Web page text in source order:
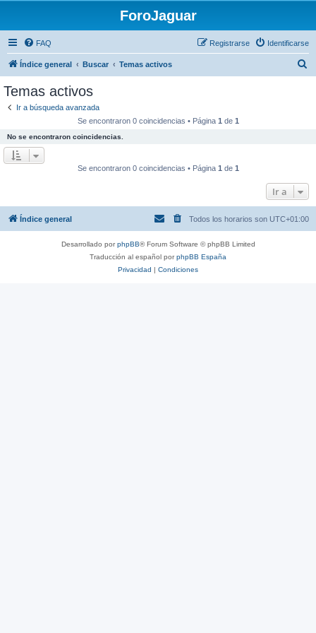
ForoJaguar
FAQ Identificarse
Registrarse
Índice general Buscar Temas activos
Temas activos
Ir a búsqueda avanzada
Se encontraron 0 coincidencias • Página 1 de 1
No se encontraron coincidencias.
Se encontraron 0 coincidencias • Página 1 de 1
Ir a
Índice general Todos los horarios son UTC+01:00
Desarrollado porphpBB® Forum Software © phpBB Limited
Traducción al español porphpBB España
Privacidad | Condiciones